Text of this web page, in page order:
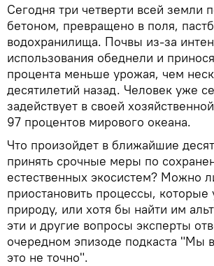
Сегодня три четверти всей земли
бетоном, превращено в поля,
водохранилища. Почвы из-за
использования обеднели и
процента меньше урожая, чем
десятилетий назад. Человек уже
задействует в своей
97 процентов мирового океана.
Что произойдет в ближайшие
принять срочные меры по
естественных экосистем? Можно
приостановить процессы, которые
природу, или хотя бы найти им
эти и другие вопросы эксперты
очередном эпизоде подкаста "Мы
это не точно".